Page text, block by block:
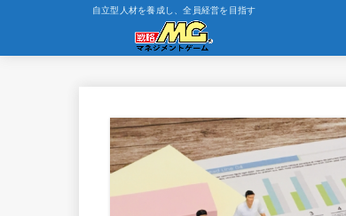
自立型人材を養成し、全員経営を目指す